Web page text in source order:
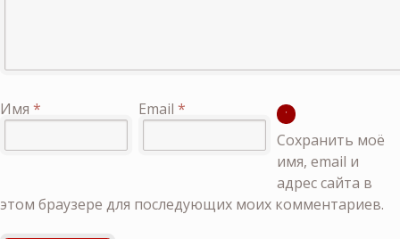
Имя * Email *
Сохранить моё
имя, email и
адрес сайта в
этом браузере для последующих моих комментариев.